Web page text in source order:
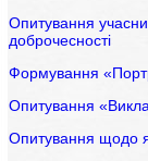
Опитування
доброчесності
Формування
Опитування
Опитування щодо